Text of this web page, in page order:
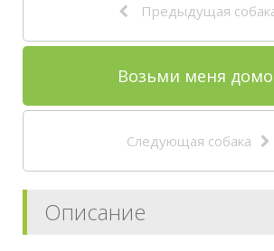
Предыдущая
Возьми меня
Следующая собака
Описание